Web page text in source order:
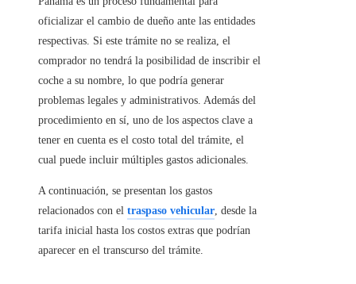
oficializar el cambio de dueño ante las entidades
respectivas. Si este trámite no se realiza, el
comprador no tendrá la posibilidad de inscribir el
coche a su nombre, lo que podría generar
problemas legales y administrativos. Además del
procedimiento en sí, uno de los aspectos clave a
tener en cuenta es el costo total del trámite, el
cual puede incluir múltiples gastos adicionales.
A continuación, se presentan los gastos
relacionados con el traspaso vehicular, desde la
tarifa inicial hasta los costos extras que podrían
aparecer en el transcurso del trámite.